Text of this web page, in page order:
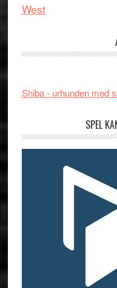
West
Shiba - urhunden med
SPEL